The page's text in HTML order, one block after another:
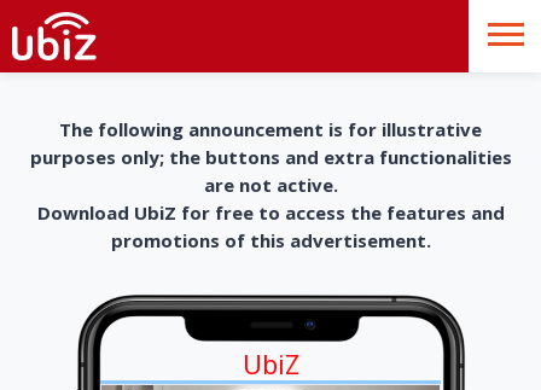
The following announcement is for illustrative
purposes only; the buttons and extra functionalities
are not active.
Download UbiZ for free to access the features and
promotions of this advertisement.
UbiZ